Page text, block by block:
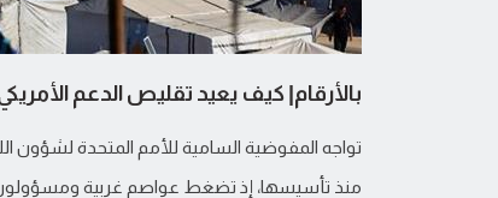
بالأرقام| كيف يعيد تقليص الدعم
تواجه المفوضية السامية للأمم المتحدة لشؤون
منذ تأسيسها، إذ تضغط عواصم غربية ومسؤولون